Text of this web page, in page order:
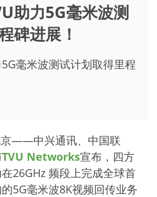
助力5G毫米波测
碑进展！
毫米波测试计划取得里程
京——中兴通讯、中国联
TVU Networks宣布，四方
26GHz 频段上完成全球首
5G毫米波8K视频回传业务